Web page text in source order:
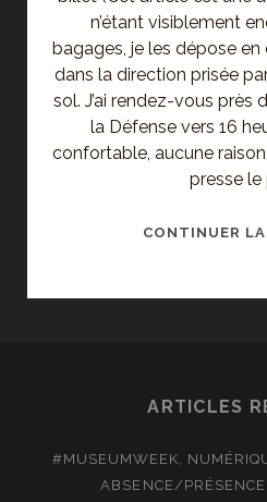
n’étant visiblement
bagages, je les dépose
dans la direction prisée
sol. J’ai rendez-vous près
la Défense vers 16
confortable, aucune raison
presse le
CONTINUER
ARTICLES
#MUSEUMWEEK,
ABSENCE/